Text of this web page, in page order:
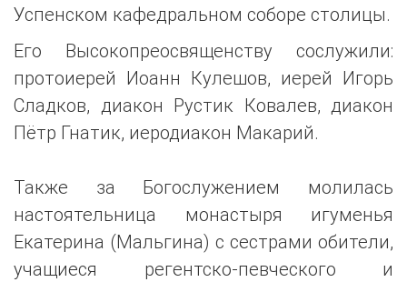
Успенском кафедральном соборе столицы.
Его Высокопреосвященству сослужили:
протоиерей Иоанн Кулешов, иерей Игорь
Сладков, диакон Рустик Ковалев, диакон
Пётр Гнатик, иеродиакон Макарий.
Также за Богослужением молилась
настоятельница монастыря игуменья
Екатерина (Мальгина) с сестрами обители,
учащиеся регентско-певческого и